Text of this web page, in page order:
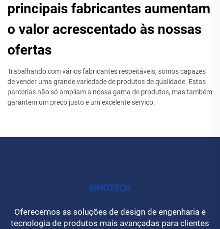
principais fabricantes aumentam
o valor acrescentado às nossas
ofertas
Trabalhando com vários fabricantes respeitáveis, somos capazes
de vender uma grande variedade de produtos de qualidade. Estas
parcerias não só ampliam a nossa gama de produtos, mas também
garantem um preço justo e um excelente serviço.
Oferecemos as soluções de design de engenharia e
tecnologia de produtos mais avançadas para clientes